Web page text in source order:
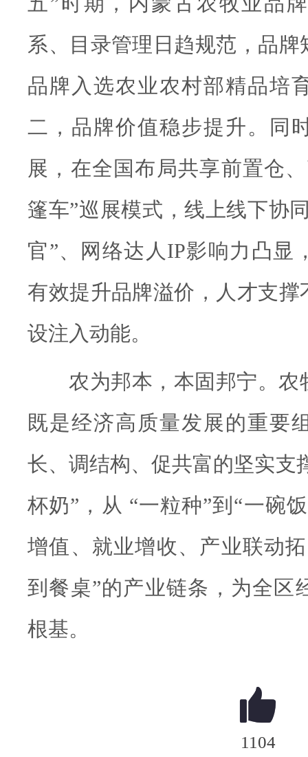
系、目录管理日趋规范，品牌
品牌入选农业农村部精品培
二，品牌价值稳步提升。同
展，在全国布局共享前置仓
篷车”巡展模式，线上线下协
官”、网络达人IP影响力凸显
有效提升品牌溢价，人才支
设注入动能。
农为邦本，本固邦宁。农
既是经济高质量发展的重要
长、调结构、促共富的坚实支
杯奶”，从 “一粒种”到“一碗
增值、就业增收、产业联动
到餐桌”的产业链条，为全区
根基。
1104